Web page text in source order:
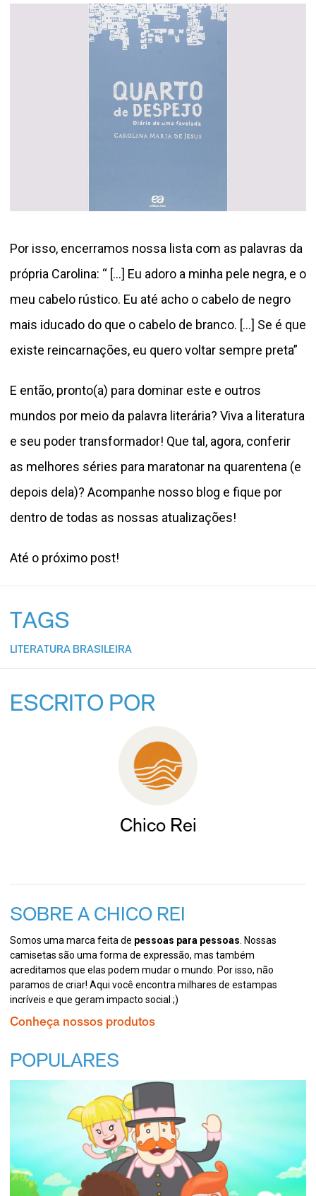
Por isso, encerramos nossa lista com as palavras da
própria Carolina: “ [...] Eu adoro a minha pele negra, e o
meu cabelo rústico. Eu até acho o cabelo de negro
mais iducado do que o cabelo de branco. [...] Se é que
existe reincarnações, eu quero voltar sempre preta”
E então, pronto(a) para dominar este e outros
mundos por meio da palavra literária? Viva a literatura
e seu poder transformador! Que tal, agora, conferir
as melhores séries para maratonar na quarentena (e
depois dela)? Acompanhe nosso blog e fique por
dentro de todas as nossas atualizações!
Até o próximo post!
TAGS
LITERATURA BRASILEIRA
ESCRITO POR
Chico Rei
SOBRE A CHICO REI
Somos uma marca feita de pessoas para pessoas. Nossas
camisetas são uma forma de expressão, mas também
acreditamos que elas podem mudar o mundo. Por isso, não
paramos de criar! Aqui você encontra milhares de estampas
incríveis e que geram impacto social ;)
Conheça nossos produtos
POPULARES